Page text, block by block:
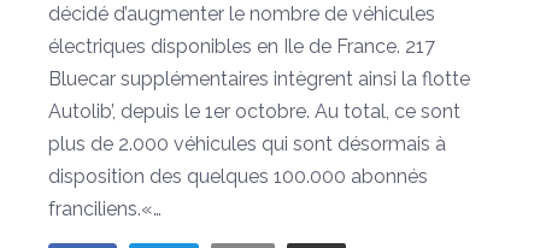
décidé d’augmenter le nombre de véhicules
électriques disponibles en Ile de France. 217
Bluecar supplémentaires intègrent ainsi la flotte
Autolib’, depuis le 1er octobre. Au total, ce sont
plus de 2.000 véhicules qui sont désormais à
disposition des quelques 100.000 abonnés
franciliens.«…